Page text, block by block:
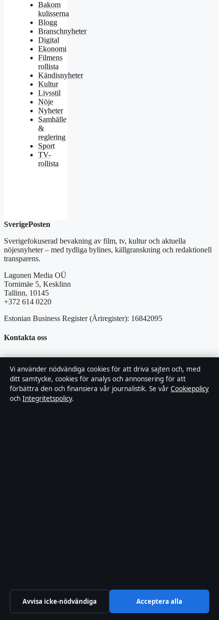
Bakom
kulisserna
Blogg
Branschnyheter
Digital
Ekonomi
Filmens
rollista
Kändisnyheter
Kultur
Livsstil
Nöje
Nyheter
Samhälle
&
reglering
Sport
TV-
rollista
SverigePosten
Sverigefokuserad bevakning av film, tv, kultur och aktuella
nöjesnyheter – med tydliga bylines, källgranskning och redaktionell
transparens.
Lagunen Media OÜ
Tornimäe 5, Kesklinn
Tallinn, 10145
+372 614 0220
Estonian Business Register (Äriregister): 16842095
Kontakta oss
Kontaktsida
Förtroende & standarder
Vi använder nödvändiga cookies för att driva sajten och, med
ditt samtycke, cookies för analys och annonsering för att
förbättra den och finansiera vår journalistik. Se vår Cookiepolicy
och Integritetspolicy.
Avvisa icke-nödvändiga Acceptera alla